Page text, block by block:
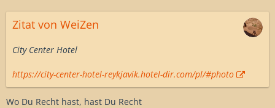
Zitat von WeiZen
City Center Hotel
https://city-center-hotel-reykjavik.hotel-dir.com/pl/#photo
Wo Du Recht hast, hast Du Recht